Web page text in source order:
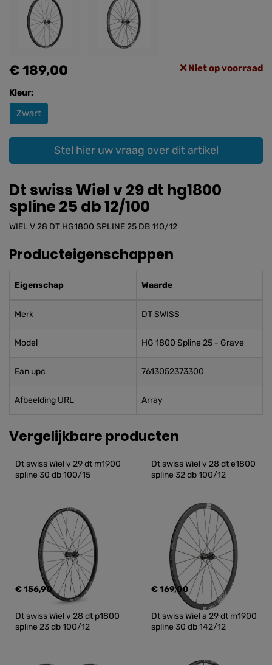
€ 189,00 Niet op voorraad
Kleur:
Zwart
Stel hier uw vraag over dit artikel
Dt swiss Wiel v 29 dt hg1800
spline 25 db 12/100
WIEL V 28 DT HG1800 SPLINE 25 DB 110/12
Producteigenschappen
Eigenschap Waarde
Merk DT SWISS
Model HG 1800 Spline 25 - Grave
Ean upc 7613052373300
Afbeelding URL Array
Vergelijkbare producten
Dt swiss Wiel v 29 dt m1900
spline 30 db 100/15
€ 156,90
Dt swiss Wiel v 28 dt e1800
spline 32 db 100/12
€ 169,00
Dt swiss Wiel v 28 dt p1800
spline 23 db 100/12
Dt swiss Wiel a 29 dt m1900
spline 30 db 142/12